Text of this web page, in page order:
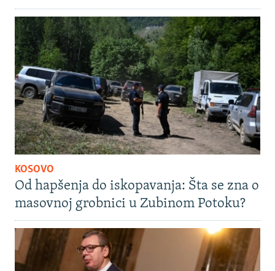
KOSOVO
Od hapšenja do iskopavanja: Šta se zna o
masovnoj grobnici u Zubinom Potoku?